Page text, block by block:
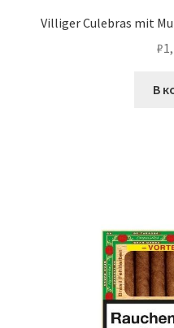
Villiger Culebras mit
₽
В